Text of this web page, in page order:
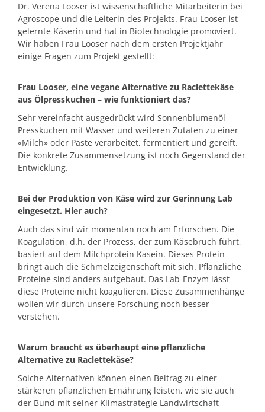
Dr. Verena Looser ist wissenschaftliche Mitarbeiterin bei
Agroscope und die Leiterin des Projekts. Frau Looser ist
gelernte Käserin und hat in Biotechnologie promoviert.
Wir haben Frau Looser nach dem ersten Projektjahr
einige Fragen zum Projekt gestellt:
Frau Looser, eine vegane Alternative zu Raclettekäse
aus Ölpresskuchen – wie funktioniert das?
Sehr vereinfacht ausgedrückt wird Sonnenblumenöl-
Presskuchen mit Wasser und weiteren Zutaten zu einer
«Milch» oder Paste verarbeitet, fermentiert und gereift.
Die konkrete Zusammensetzung ist noch Gegenstand der
Entwicklung.
Bei der Produktion von Käse wird zur Gerinnung Lab
eingesetzt. Hier auch?
Auch das sind wir momentan noch am Erforschen. Die
Koagulation, d.h. der Prozess, der zum Käsebruch führt,
basiert auf dem Milchprotein Kasein. Dieses Protein
bringt auch die Schmelzeigenschaft mit sich. Pflanzliche
Proteine sind anders aufgebaut. Das Lab-Enzym lässt
diese Proteine nicht koagulieren. Diese Zusammenhänge
wollen wir durch unsere Forschung noch besser
verstehen.
Warum braucht es überhaupt eine pflanzliche
Alternative zu Raclettekäse?
Solche Alternativen können einen Beitrag zu einer
stärkeren pflanzlichen Ernährung leisten, wie sie auch
der Bund mit seiner Klimastrategie Landwirtschaft